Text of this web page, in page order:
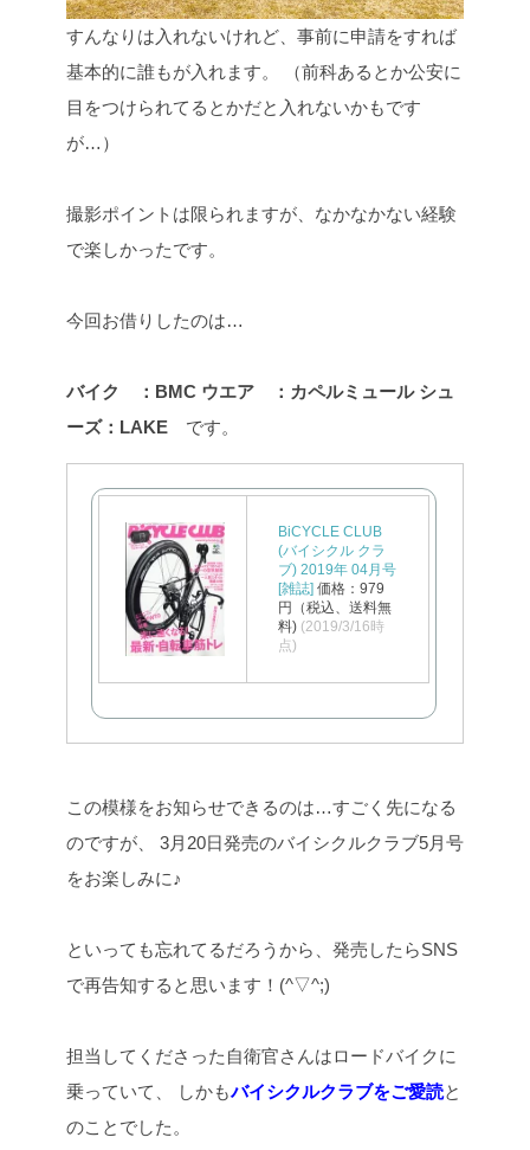
すんなりは入れないけれど、事前に申請をすれば
基本的に誰もが入れます。
（前科あるとか公安に
目をつけられてるとかだと入れないかもです
が…）
撮影ポイントは限られますが、なかなかない経験
で楽しかったです。
今回お借りしたのは…
バイク ：BMC ウエア ：カペルミュール シュ
ーズ：LAKE です。
BiCYCLE CLUB
(バイシクル クラ
ブ) 2019年 04月号
[雑誌] 価格：979
円（税込、送料無
料) (2019/3/16時
点)
この模様をお知らせできるのは…すごく先になる
のですが、
3月20日発売のバイシクルクラブ5月号
をお楽しみに♪
といっても忘れてるだろうから、発売したらSNS
で再告知すると思います！(^▽^;)
担当してくださった自衛官さんはロードバイクに
乗っていて、
しかもバイシクルクラブをご愛読と
のことでした。